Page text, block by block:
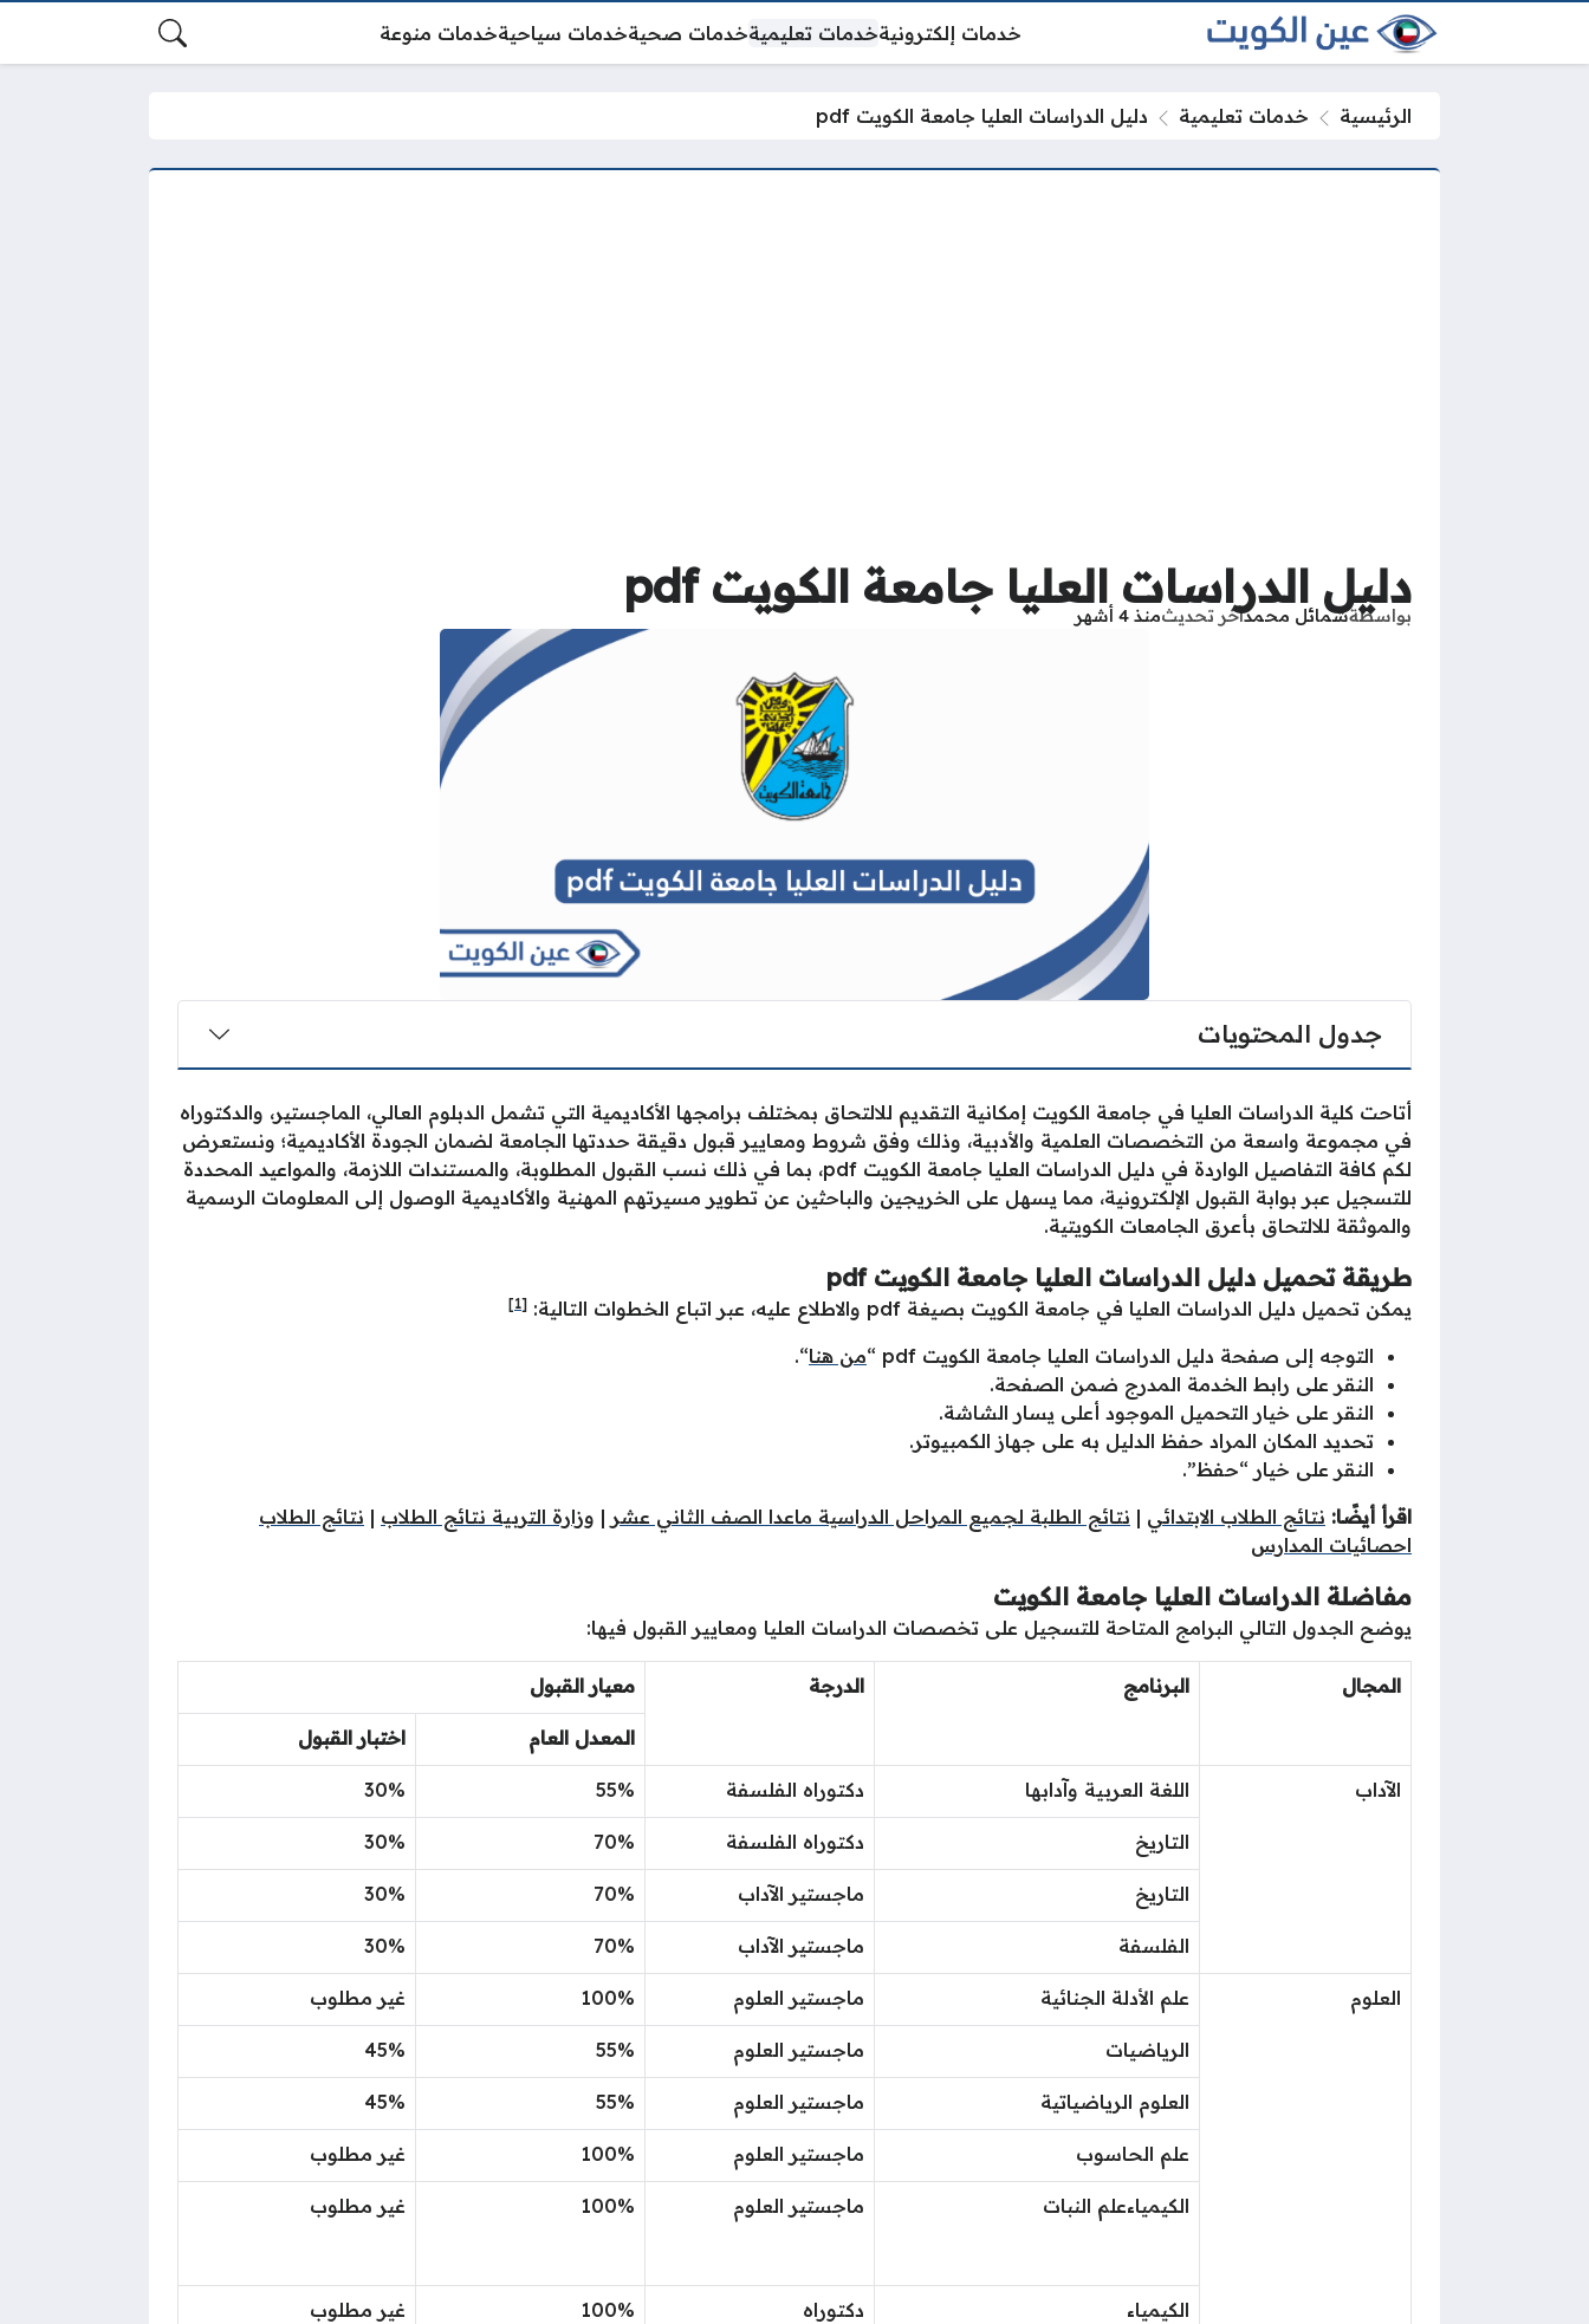
خدمات إلكترونيةخدمات تعليميةخدمات صحيةخدمات سياحيةخدمات منوعة
الرئيسية خدمات تعليمية دليل الدراسات العليا جامعة الكويت pdf
دليل الدراسات العليا جامعة الكويت pdf
بواسطةشمائل محمدآخر تحديثمنذ 4 أشهر
جدول المحتويات
أتاحت كلية الدراسات العليا في جامعة الكويت إمكانية التقديم للالتحاق بمختلف برامجها الأكاديمية التي تشمل الدبلوم العالي، الماجستير، والدكتوراه
في مجموعة واسعة من التخصصات العلمية والأدبية، وذلك وفق شروط ومعايير قبول دقيقة حددتها الجامعة لضمان الجودة الأكاديمية؛ ونستعرض
لكم كافة التفاصيل الواردة في دليل الدراسات العليا جامعة الكويت pdf، بما في ذلك نسب القبول المطلوبة، والمستندات اللازمة، والمواعيد المحددة
للتسجيل عبر بوابة القبول الإلكترونية، مما يسهل على الخريجين والباحثين عن تطوير مسيرتهم المهنية والأكاديمية الوصول إلى المعلومات الرسمية
والموثقة للالتحاق بأعرق الجامعات الكويتية.
طريقة تحميل دليل الدراسات العليا جامعة الكويت pdf
يمكن تحميل دليل الدراسات العليا في جامعة الكويت بصيغة pdf والاطلاع عليه، عبر اتباع الخطوات التالية: [1]
التوجه إلى صفحة دليل الدراسات العليا جامعة الكويت pdf “ من هنا“.
النقر على رابط الخدمة المدرج ضمن الصفحة.
النقر على خيار التحميل الموجود أعلى يسار الشاشة.
تحديد المكان المراد حفظ الدليل به على جهاز الكمبيوتر.
النقر على خيار “حفظ”.
اقرأ أيضًا: نتائج الطلاب الابتدائي | نتائج الطلبة لجميع المراحل الدراسية ماعدا الصف الثاني عشر | وزارة التربية نتائج الطلاب | نتائج الطلاب
احصائيات المدارس
مفاضلة الدراسات العليا جامعة الكويت
يوضح الجدول التالي البرامج المتاحة للتسجيل على تخصصات الدراسات العليا ومعايير القبول فيها:
المجال البرنامج الدرجة معيار القبول
المعدل العام اختبار القبول
الآداب اللغة العربية وآدابها دكتوراه الفلسفة 55%
30%
التاريخ دكتوراه الفلسفة 70%
30%
التاريخ ماجستير الآداب 70%
30%
الفلسفة ماجستير الآداب 70%
30%
العلوم علم الأدلة الجنائية ماجستير العلوم 100% غير مطلوب
الرياضيات ماجستير العلوم 55%
45%
العلوم الرياضياتية ماجستير العلوم 55%
45%
علم الحاسوب ماجستير العلوم 100% غير مطلوب
الكيمياءعلم النبات ماجستير العلوم 100% غير مطلوب
الكيمياء دكتوراه 100% غير مطلوب